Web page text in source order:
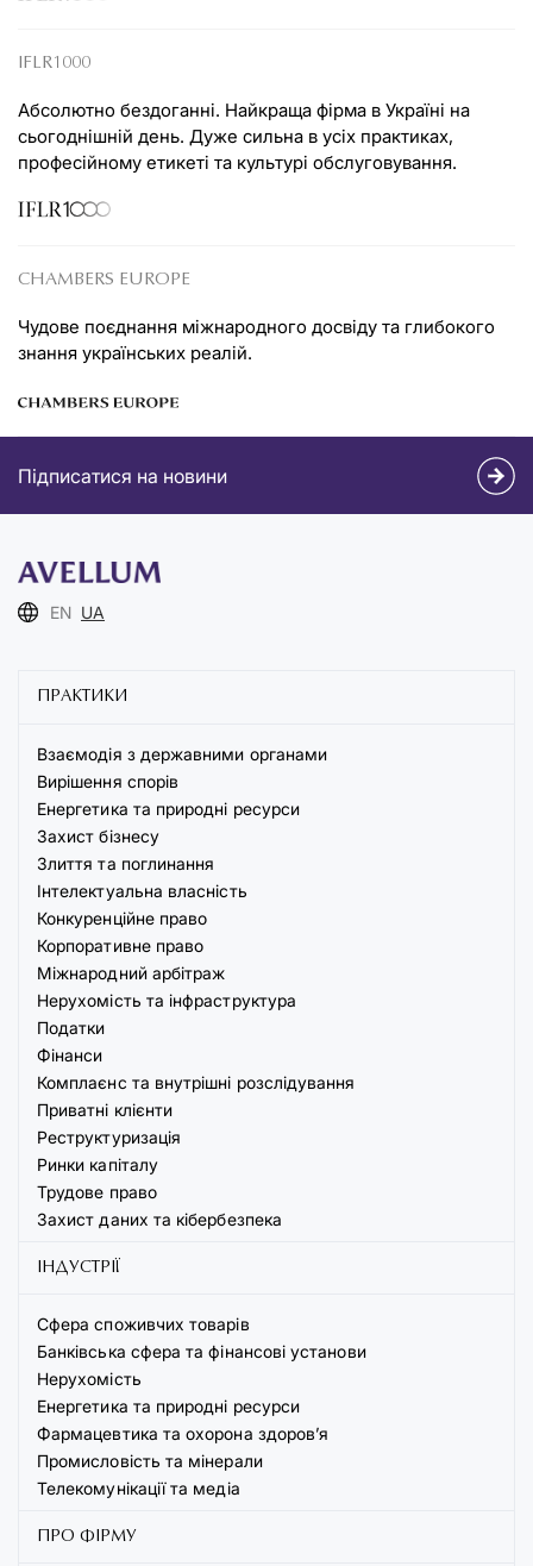
IFLR1000
Абсолютно бездоганні. Найкраща фірма в Україні на
сьогоднішній день. Дуже сильна в усіх практиках,
професійному етикеті та культурі обслуговування.
CHAMBERS EUROPE
Чудове поєднання міжнародного досвіду та глибокого
знання українських реалій.
Підписатися на новини
EN UA
ПРАКТИКИ
Взаємодія з державними органами
Вирішення спорів
Енергетика та природні ресурси
Захист бізнесу
Злиття та поглинання
Інтелектуальна власність
Конкуренційне право
Корпоративне право
Міжнародний арбітраж
Нерухомість та інфраструктура
Податки
Фінанси
Комплаєнс та внутрішні розслідування
Приватні клієнти
Реструктуризація
Ринки капіталу
Трудове право
Захист даних та кібербезпека
ІНДУСТРІЇ
Сфера споживчих товарів
Банківська сфера та фінансові установи
Нерухомість
Енергетика та природні ресурси
Фармацевтика та охорона здоров’я
Промисловість та мінерали
Телекомунікації та медіа
ПРО ФІРМУ